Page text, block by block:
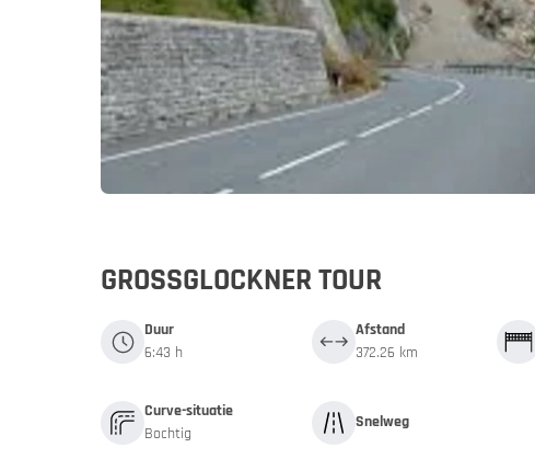
Duitsland
Duitsland
GROSSGLOCKNER TOUR
Duur
6:43 h
Afstand
372.26 km
Curve-situatie
Bochtig
Snelweg